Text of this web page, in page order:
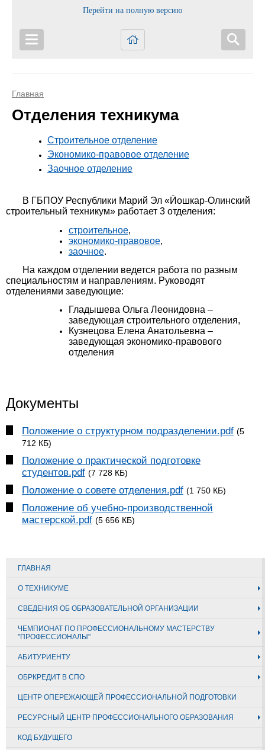
Перейти на полную версию
Главная
Отделения техникума
Строительное отделение
Экономико-правовое отделение
Заочное отделение
В ГБПОУ Республики Марий Эл «Йошкар-Олинский
строительный техникум» работает 3 отделения:
строительное,
экономико-правовое,
заочное.
На каждом отделении ведется работа по разным
специальностям и направлениям. Руководят
отделениями заведующие:
Гладышева Ольга Леонидовна –
заведующая строительного отделения,
Кузнецова Елена Анатольевна –
заведующая экономико-правового
отделения
Документы
Положение о структурном подразделении.pdf (5
712 КБ)
Положение о практической подготовке
студентов.pdf (7 728 КБ)
Положение о совете отделения.pdf (1 750 КБ)
Положение об учебно-производственной
мастерской.pdf (5 656 КБ)
ГЛАВНАЯ
О ТЕХНИКУМЕ
СВЕДЕНИЯ ОБ ОБРАЗОВАТЕЛЬНОЙ ОРГАНИЗАЦИИ
ЧЕМПИОНАТ ПО ПРОФЕССИОНАЛЬНОМУ МАСТЕРСТВУ
"ПРОФЕССИОНАЛЫ"
АБИТУРИЕНТУ
ОБРКРЕДИТ В СПО
ЦЕНТР ОПЕРЕЖАЮЩЕЙ ПРОФЕССИОНАЛЬНОЙ ПОДГОТОВКИ
РЕСУРСНЫЙ ЦЕНТР ПРОФЕССИОНАЛЬНОГО ОБРАЗОВАНИЯ
КОД БУДУЩЕГО